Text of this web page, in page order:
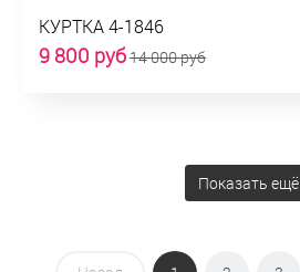
КУРТКА 4-1846
9 800 руб14 000 руб
Показать ещё